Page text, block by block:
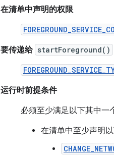
在清单中声明的权限
要传递给 startForeground()
运行时前提条件
必须至少满足以下其中一
在清单中至少声明